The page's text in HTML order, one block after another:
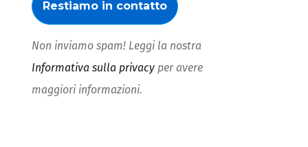
Non inviamo spam! Leggi la nostra
Informativa sulla privacyper avere
maggiori informazioni.